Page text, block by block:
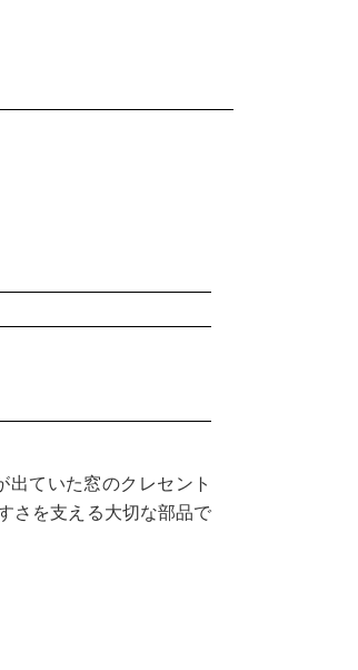
出ていた窓のクレセント
さを支える大切な部品で